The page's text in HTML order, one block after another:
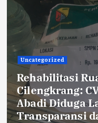
Uncategorized
Rehabilitasi
Cilengkrang:
Abadi Diduga
Transparansi